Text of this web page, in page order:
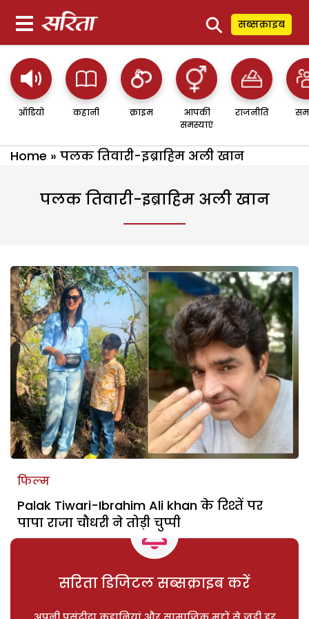
⚲ सब्सक्राइब
ऑडियो कहानी क्राइम
आपकी
समस्याएं
राजनीति
Home » पलक तिवारी-इब्राहिम अली खान
पलक तिवारी-इब्राहिम अली खान
फिल्म
Palak Tiwari-Ibrahim Ali khan के रिश्तें पर
पापा राजा चौधरी ने तोड़ी चुप्पी
सरिता डिजिटल सब्सक्राइब करें